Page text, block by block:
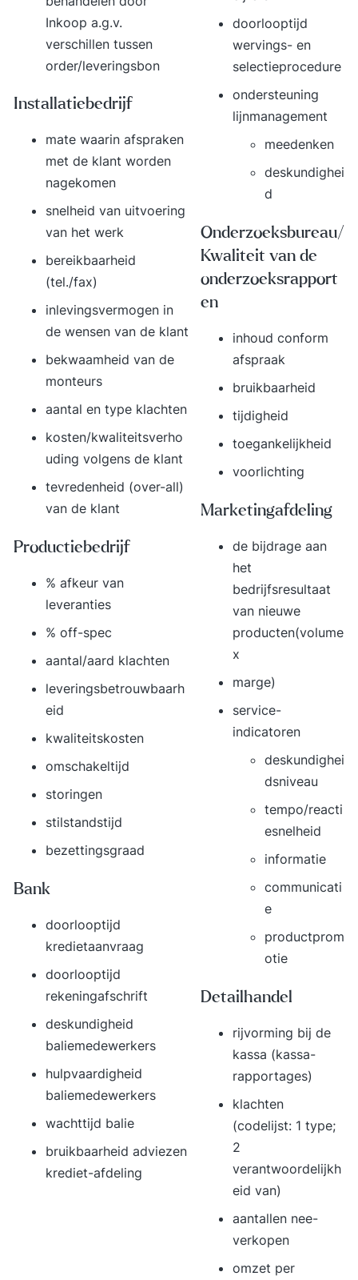
Inkoop a.g.v.
verschillen tussen
order/leveringsbon
Installatiebedrijf
mate waarin afspraken
met de klant worden
nagekomen
snelheid van uitvoering
van het werk
bereikbaarheid
(tel./fax)
inlevingsvermogen in
de wensen van de klant
bekwaamheid van de
monteurs
aantal en type klachten
kosten/kwaliteitsverho
uding volgens de klant
tevredenheid (over-all)
van de klant
Productiebedrijf
% afkeur van
leveranties
% off-spec
aantal/aard klachten
leveringsbetrouwbaarh
eid
kwaliteitskosten
omschakeltijd
storingen
stilstandstijd
bezettingsgraad
Bank
doorlooptijd
kredietaanvraag
doorlooptijd
rekeningafschrift
deskundigheid
baliemedewerkers
hulpvaardigheid
baliemedewerkers
wachttijd balie
bruikbaarheid adviezen
krediet-afdeling
doorlooptijd
wervings- en
selectieprocedure
ondersteuning
lijnmanagement
meedenken
deskundighei
d
Onderzoeksbureau/
Kwaliteit van de
onderzoeksrapport
en
inhoud conform
afspraak
bruikbaarheid
tijdigheid
toegankelijkheid
voorlichting
Marketingafdeling
de bijdrage aan
het
bedrijfsresultaat
van nieuwe
producten(volume
x
marge)
service-
indicatoren
deskundighei
dsniveau
tempo/reacti
esnelheid
informatie
communicati
e
productprom
otie
Detailhandel
rijvorming bij de
kassa (kassa-
rapportages)
klachten
(codelijst: 1 type;
2
verantwoordelijkh
eid van)
aantallen nee-
verkopen
omzet per